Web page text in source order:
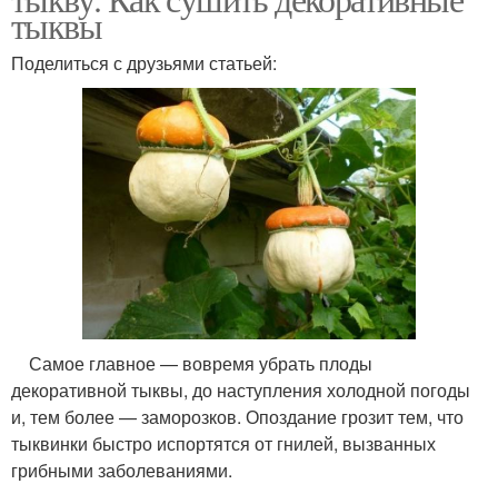
тыквы
Поделиться с друзьями статьей:
Самое главное — вовремя убрать плоды
декоративной тыквы, до наступления холодной погоды
и, тем более — заморозков. Опоздание грозит тем, что
тыквинки быстро испортятся от гнилей, вызванных
грибными заболеваниями.